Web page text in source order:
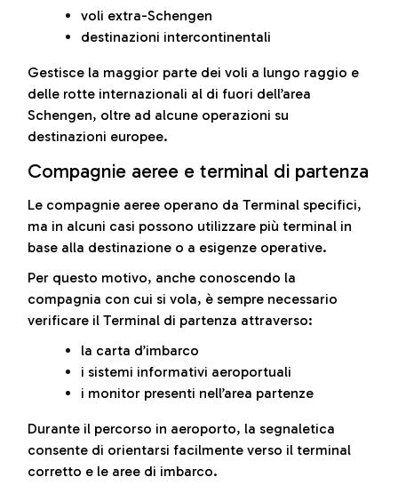
voli extra-Schengen
destinazioni intercontinentali
Gestisce la maggior parte dei voli a lungo raggio e
delle rotte internazionali al di fuori dell’area
Schengen, oltre ad alcune operazioni su
destinazioni europee.
Compagnie aeree e terminal di partenza
Le compagnie aeree operano da Terminal specifici,
ma in alcuni casi possono utilizzare più terminal in
base alla destinazione o a esigenze operative.
Per questo motivo, anche conoscendo la
compagnia con cui si vola, è sempre necessario
verificare il Terminal di partenza attraverso:
la carta d’imbarco
i sistemi informativi aeroportuali
i monitor presenti nell’area partenze
Durante il percorso in aeroporto, la segnaletica
consente di orientarsi facilmente verso il terminal
corretto e le aree di imbarco.